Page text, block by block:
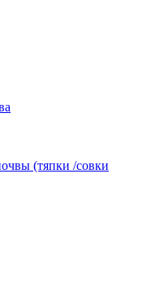
(тяпки /совки